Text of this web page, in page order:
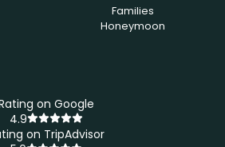
Families
Honeymoon
on Google
4.9
on TripAdvisor